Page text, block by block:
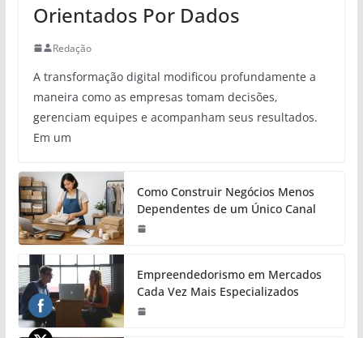
Orientados Por Dados
Redação
A transformação digital modificou profundamente a
maneira como as empresas tomam decisões,
gerenciam equipes e acompanham seus resultados.
Em um
Como Construir Negócios Menos
Dependentes de um Único Canal
Empreendedorismo em Mercados
Cada Vez Mais Especializados